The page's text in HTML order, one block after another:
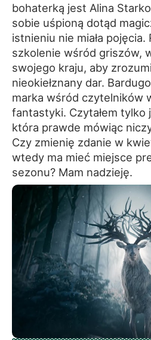
bohaterką jest Alina
sobie uśpioną dotąd
istnieniu nie miała pojęcia.
szkolenie wśród griszów,
swojego kraju, aby
nieokiełznany dar.
marka wśród czytelników
fantastyki. Czytałem tylko
która prawde mówiąc
Czy zmienię zdanie w
wtedy ma mieć miejsce
sezonu? Mam nadzieję.